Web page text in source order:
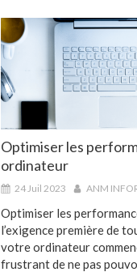
Optimiser les
ordinateur
24 Juil 2023 ANM
Optimiser les
l’exigence première de
votre ordinateur
frustrant de ne pas